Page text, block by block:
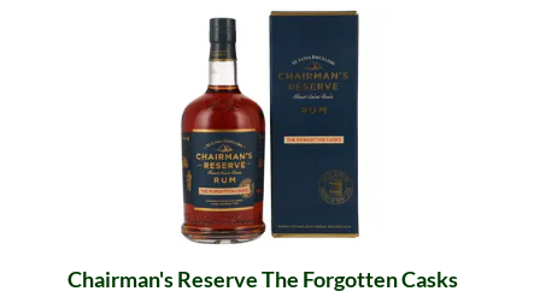
Chairman's Reserve The Forgotten Casks